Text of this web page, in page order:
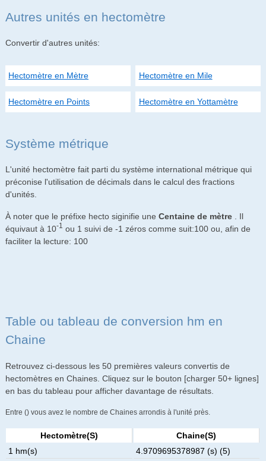
Autres unités en hectomètre
Convertir d'autres unités:
Hectomètre en Mètre Hectomètre en Mile
Hectomètre en Points Hectomètre en Yottamètre
Système métrique
L'unité hectomètre fait parti du système international métrique qui
préconise l'utilisation de décimals dans le calcul des fractions
d'unités.
À noter que le préfixe hecto siginifie une Centaine de mètre. Il
équivaut à 10-1
ou 1 suivi de -1 zéros comme suit:100 ou, afin de
faciliter la lecture: 100
Table ou tableau de conversion hm en
Chaine
Retrouvez ci-dessous les 50 premières valeurs convertis de
hectomètres en Chaines. Cliquez sur le bouton [charger 50+ lignes]
en bas du tableau pour afficher davantage de résultats.
Entre () vous avez le nombre de Chaines arrondis à l'unité près.
Hectomètre(s)
Chaine(s)
1 hm(s)
4.9709695378987 (s) (5)